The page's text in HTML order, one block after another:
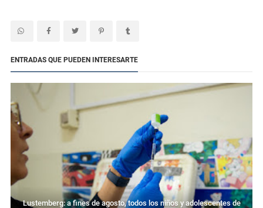
ENTRADAS QUE PUEDEN INTERESARTE
Lustemberg: a fines de agosto, todos los niños y adolescentes de